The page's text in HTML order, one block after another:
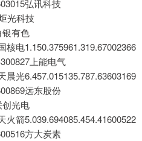
弘讯科技
光科技
银有色
核电1.150.375961.319.67002366
上能电气
晨光6.457.015135.787.63603169
远东股份
创光电
火箭5.039.694085.454.41600522
方大炭素